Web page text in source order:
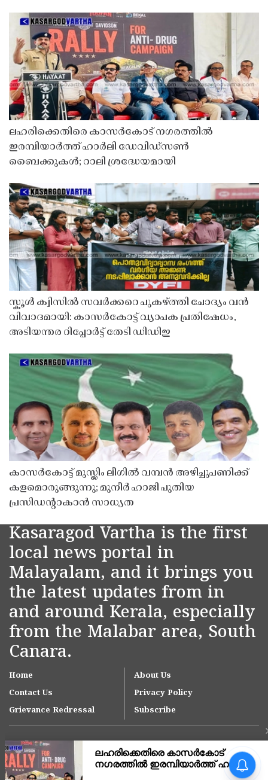
ലഹരിക്കെതിരെ കാസർകോട് നഗരത്തിൽ
ഇരമ്പിയാർത്ത് ഹാർലി ഡേവിഡ്‌സൺ
ബൈക്കുകൾ; റാലി ശ്രദ്ധേയമായി
സ്കൂൾ ക്വിസിൽ സവർക്കറെ പുകഴ്ത്തി ചോദ്യം വൻ
വിവാദമായി: കാസർകോട്ട് വ്യാപക പ്രതിഷേധം,
അടിയന്തര റിപ്പോർട്ട് തേടി ഡിഡിഇ
കാസർകോട്ട് മുസ്ലിം ലീഗിൽ വമ്പൻ അഴിച്ചുപണിക്ക്
കളമൊരുങ്ങുന്നു; മുനീർ ഹാജി പുതിയ
പ്രസിഡൻ്റാകാൻ സാധ്യത
Kasaragod Vartha is the first
local news portal in
Malayalam, and it brings you
the latest updates from in
and around Kerala, especially
from the Malabar area, South
Canara.
Home
About Us
Contact Us
Privacy Policy
Grievance Redressal
Subscribe